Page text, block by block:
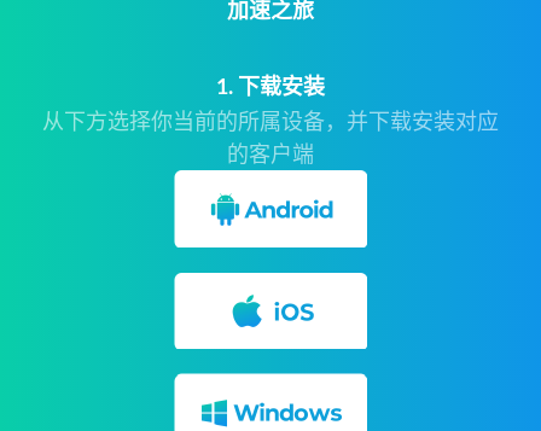
加速之旅
1. 下载安装
从下方选择你当前的所属设备，并下载安装对应
的客户端